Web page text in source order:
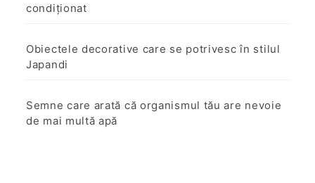
condiționat
Obiectele decorative care se potrivesc în stilul
Japandi
Semne care arată că organismul tău are nevoie
de mai multă apă